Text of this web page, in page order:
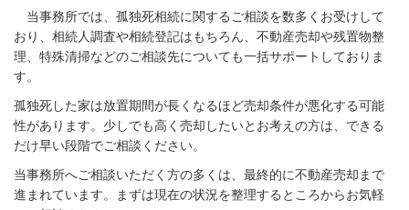
当事務所では、孤独死相続に関するご相談を数多くお受けして
おり、相続人調査や相続登記はもちろん、不動産売却や残置物整
理、特殊清掃などのご相談先についても一括サポートしておりま
す。
孤独死した家は放置期間が長くなるほど売却条件が悪化する可能
性があります。少しでも高く売却したいとお考えの方は、できる
だけ早い段階でご相談ください。
当事務所へご相談いただく方の多くは、最終的に不動産売却まで
進まれています。まずは現在の状況を整理するところからお気軽